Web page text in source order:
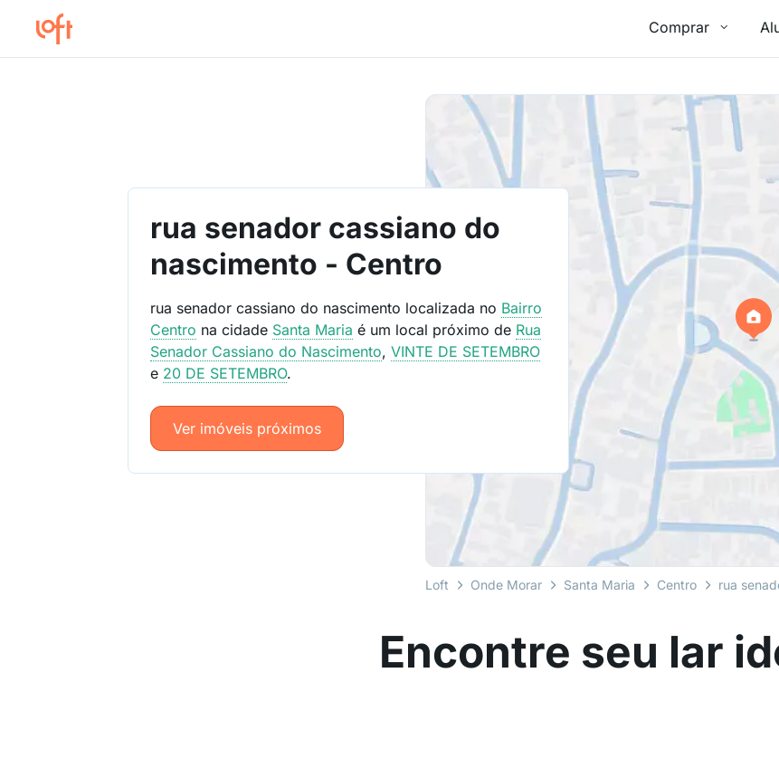
Comprar
Loft Onde Morar Santa Maria Centro rua
rua senador cassiano do
nascimento - Centro
rua senador cassiano do nascimento localizada no Bairro
Centro na cidade Santa Maria é um local próximo de Rua
Senador Cassiano do Nascimento,VINTE DE SETEMBRO
e 20 DE SETEMBRO.
Ver imóveis próximos
Encontre seu lar